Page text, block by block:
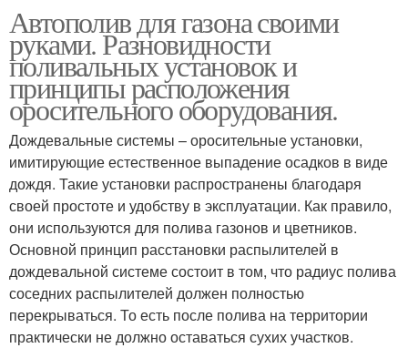
Автополив для газона своими
руками. Разновидности
поливальных установок и
принципы расположения
оросительного оборудования.
Дождевальные системы – оросительные установки,
имитирующие естественное выпадение осадков в виде
дождя. Такие установки распространены благодаря
своей простоте и удобству в эксплуатации. Как правило,
они используются для полива газонов и цветников.
Основной принцип расстановки распылителей в
дождевальной системе состоит в том, что радиус полива
соседних распылителей должен полностью
перекрываться. То есть после полива на территории
практически не должно оставаться сухих участков.